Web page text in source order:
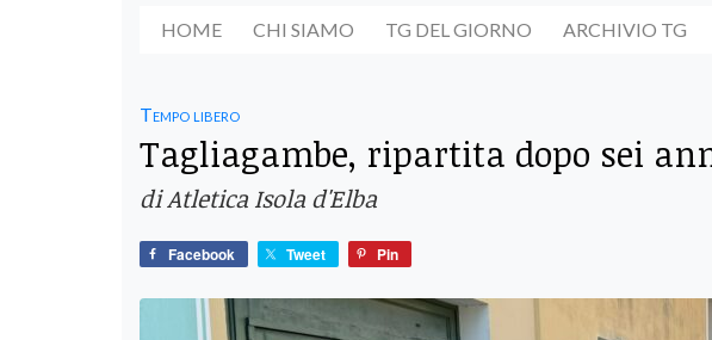
HOME CHI SIAMO TG DEL GIORNO ARCHIVIO TG
Tempo libero
Tagliagambe, ripartita dopo sei
di Atletica Isola d'Elba
Facebook Tweet Pin